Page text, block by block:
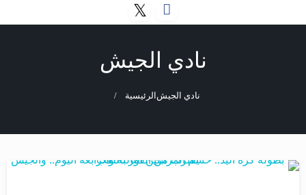
نادي الجيش
الرئيسية نادي الجيش